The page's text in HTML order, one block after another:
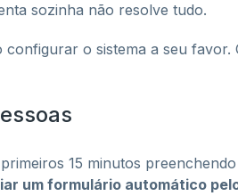
sozinha não resolve tudo.
o sistema a seu favor.
15 minutos
um formulário automático